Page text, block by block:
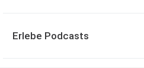
Erlebe Podcasts